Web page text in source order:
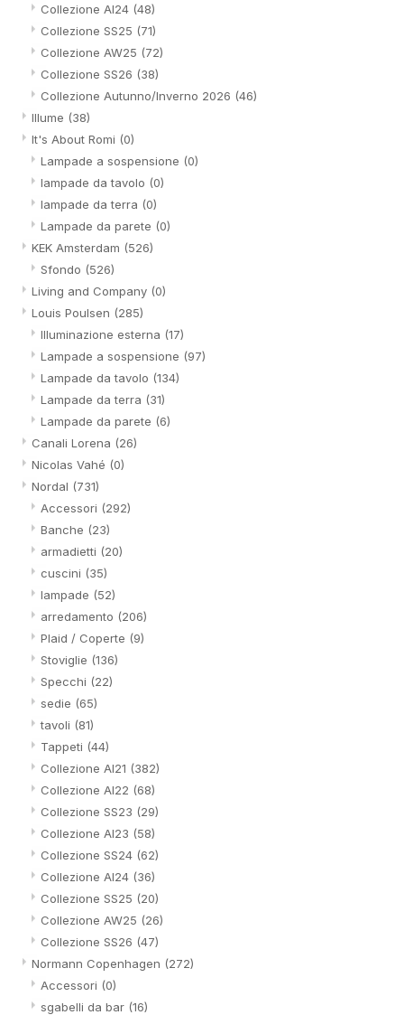
Collezione AI24 (48)
Collezione SS25 (71)
Collezione AW25 (72)
Collezione SS26 (38)
Collezione Autunno/Inverno 2026 (46)
Illume (38)
It's About Romi (0)
Lampade a sospensione (0)
lampade da tavolo (0)
lampade da terra (0)
Lampade da parete (0)
KEK Amsterdam (526)
Sfondo (526)
Living and Company (0)
Louis Poulsen (285)
Illuminazione esterna (17)
Lampade a sospensione (97)
Lampade da tavolo (134)
Lampade da terra (31)
Lampade da parete (6)
Canali Lorena (26)
Nicolas Vahé (0)
Nordal (731)
Accessori (292)
Banche (23)
armadietti (20)
cuscini (35)
lampade (52)
arredamento (206)
Plaid / Coperte (9)
Stoviglie (136)
Specchi (22)
sedie (65)
tavoli (81)
Tappeti (44)
Collezione AI21 (382)
Collezione AI22 (68)
Collezione SS23 (29)
Collezione AI23 (58)
Collezione SS24 (62)
Collezione AI24 (36)
Collezione SS25 (20)
Collezione AW25 (26)
Collezione SS26 (47)
Normann Copenhagen (272)
Accessori (0)
sgabelli da bar (16)